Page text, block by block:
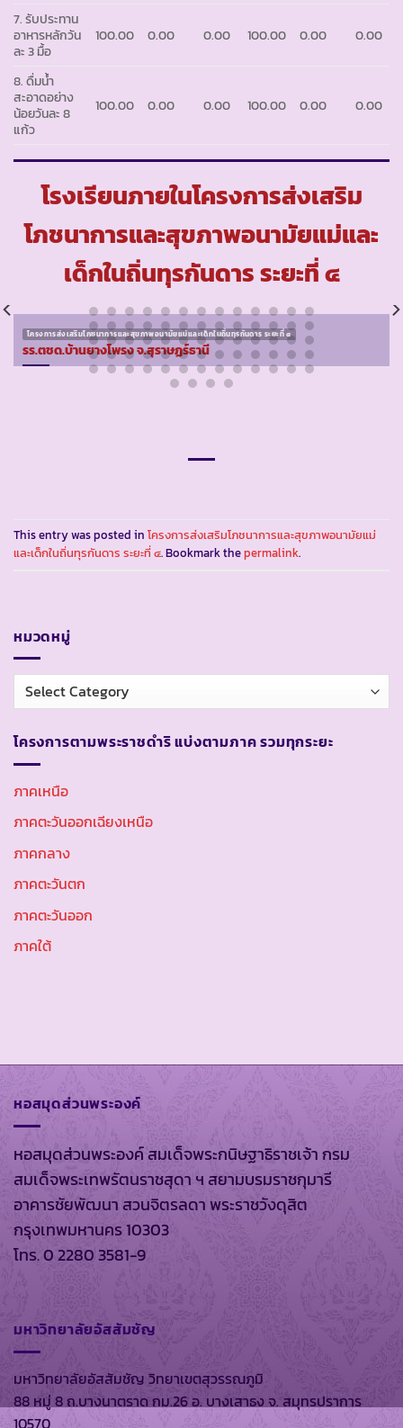
7. รับประทาน
อาหารหลักวัน
ละ 3 มื้อ
100.00 0.00 0.00 100.00 0.00 0.00
8. ดื่มน้ำ
สะอาดอย่าง
น้อยวันละ 8
แก้ว
100.00 0.00 0.00 100.00 0.00 0.00
โรงเรียนภายในโครงการส่งเสริม
โภชนาการและสุขภาพอนามัยแม่และ
เด็กในถิ่นทุรกันดาร ระยะที่ ๔
โครงการส่งเสริมโภชนาการและสุขภาพอนามัยแม่และเด็กในถิ่นทุรกันดาร ระยะที่ ๔
รร.ตชด.บ้านยางโพรง จ.สุราษฏร์ธานี
This entry was posted in โครงการส่งเสริมโภชนาการและสุขภาพอนามัยแม่
และเด็กในถิ่นทุรกันดาร ระยะที่ ๔. Bookmark thepermalink.
หมวดหมู่
หมวด
หมู่
โครงการตามพระราชดำริ แบ่งตามภาค รวมทุกระยะ
ภาคเหนือ
ภาคตะวันออกเฉียงเหนือ
ภาคกลาง
ภาคตะวันตก
ภาคตะวันออก
ภาคใต้
หอสมุดส่วนพระองค์
หอสมุดส่วนพระองค์ สมเด็จพระกนิษฐาธิราชเจ้า กรม
สมเด็จพระเทพรัตนราชสุดา ฯ สยามบรมราชกุมารี
อาคารชัยพัฒนา สวนจิตรลดา พระราชวังดุสิต
กรุงเทพมหานคร 10303
โทร. 0 2280 3581-9
มหาวิทยาลัยอัสสัมชัญ
มหาวิทยาลัยอัสสัมชัญ วิทยาเขตสุวรรณภูมิ
88 หมู่ 8 ถ.บางนาตราด กม.26 อ. บางเสาธง จ. สมุทรปราการ
10570